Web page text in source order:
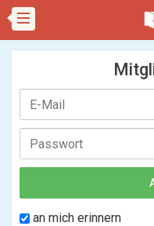
an mich erinnern